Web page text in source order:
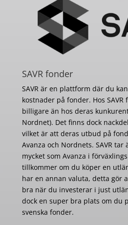
SAVR fonder
SAVR är en plattform där du
kostnader på fonder. Hos
billigare än hos deras
Nordnet). Det finns dock
vilket är att deras utbud på
Avanza och Nordnets. SAVR
mycket som Avanza i
tillkommer om du köper en
har en annan valuta, detta gör
bra när du investerar i just
dock en super bra plats om du
svenska fonder.